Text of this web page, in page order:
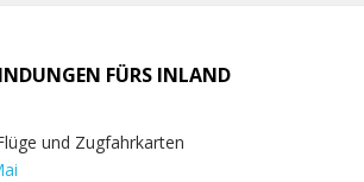
FÜRS INLAND
und Zugfahrkarten